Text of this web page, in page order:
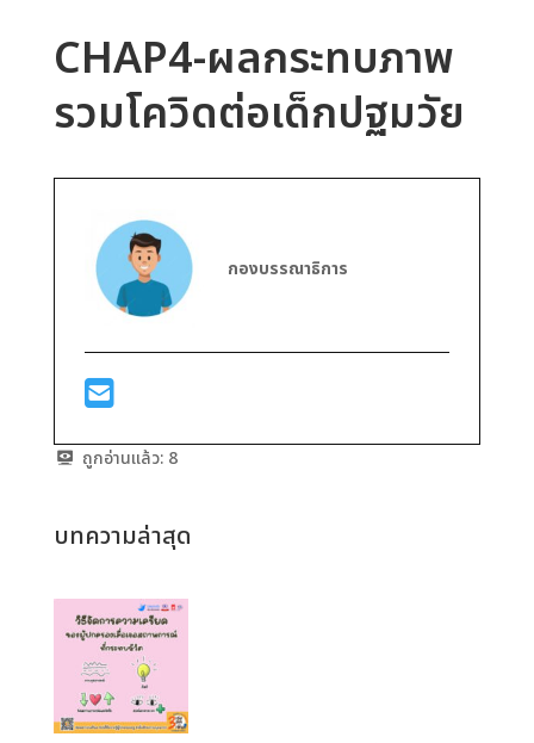
CHAP4-ผลกระทบภาพ
รวมโควิดต่อเด็กปฐมวัย
กองบรรณาธิการ
ถูกอ่านแล้ว: 8
บทความล่าสุด